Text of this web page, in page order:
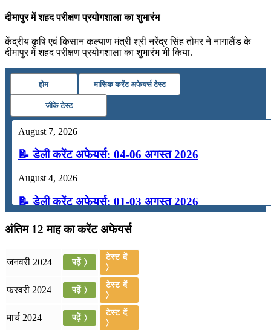
दीमापुर में शहद परीक्षण प्रयोगशाला का शुभारंभ
केंद्रीय कृषि एवं किसान कल्याण मंत्री श्री नरेंद्र सिंह तोमर ने नागालैंड के
दीमापुर में शहद परीक्षण प्रयोगशाला का शुभारंभ भी किया.
होम मासिक करेंट अफेयर्स टेस्ट
जीके टेस्ट
August 7, 2026
📝 डेली करेंट अफेयर्स: 04-06 अगस्त 2026
August 4, 2026
📝 डेली करेंट अफेयर्स: 01-03 अगस्त 2026
July 31, 2026
📝 डेली करेंट अफेयर्स: 28-31 जुलाई 2026
July 28, 2026
📝 डेली करेंट अफेयर्स: 25-27 जुलाई 2026
July 25, 2026
अंतिम 12 माह का करेंट अफेयर्स
जनवरी 2024 पढ़ें 〉
टेस्ट दें
〉
फरवरी 2024 पढ़ें 〉
टेस्ट दें
〉
मार्च 2024 पढ़ें 〉
टेस्ट दें
〉